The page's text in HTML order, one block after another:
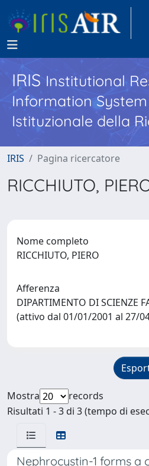
IRISInstitutional
Information System
Istituzionale della
IRIS Pagina ricercatore
RICCHIUTO,
Nome completo
RICCHIUTO, PIERO
Afferenza
DIPARTIMENTO DI SCIENZE
(attivo dal 01/01/2001 al 27/
Mostra
records
Risultati 1 - 3 di 3 (tempo di
Nephrocystin-1 forms a